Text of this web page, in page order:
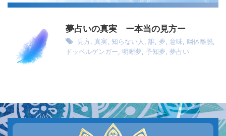
夢占いの真実 ー本当の見方ー
見方 真実 知らない人 誰 夢 意味 幽体離脱
ドッペルゲンガー
明晰夢 予知夢 夢占い